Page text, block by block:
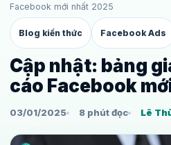
Facebook mới nhất 2025
Blog kiến thức Facebook Ads
Cập nhật: bảng
cáo Facebook
03/01/2025 8 phút đọc Lê